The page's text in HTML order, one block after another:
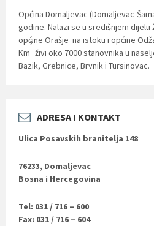
Općina Domaljevac (Domaljevac-
godine. Nalazi se u središnjem
općine Orašje na istoku i općine
Km
2
živi oko 7000 stanovnika u
Bazik, Grebnice, Brvnik i Tursinovac.
ADRESA I KONTAKT
Ulica Posavskih branitelja 148
76233, Domaljevac
Bosna i Hercegovina
Tel: 031 / 716 – 600
Fax: 031 / 716 – 604